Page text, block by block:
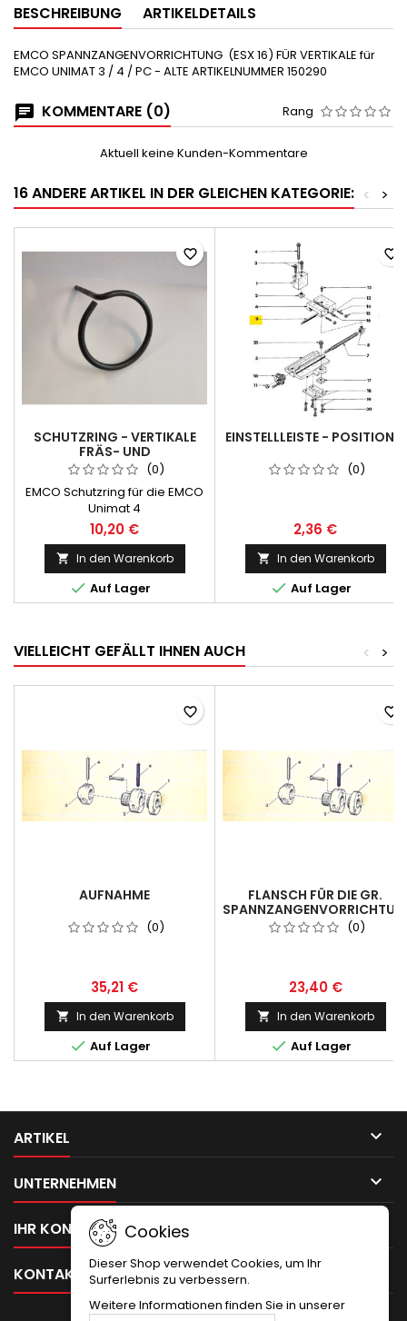
BESCHREIBUNG ARTIKELDETAILS
EMCO SPANNZANGENVORRICHTUNG (ESX 16) FÜR VERTIKALE für
EMCO UNIMAT 3 / 4 / PC - ALTE ARTIKELNUMMER 150290
KOMMENTARE (0) Rang
Aktuell keine Kunden-Kommentare
16 ANDERE ARTIKEL IN DER GLEICHEN KATEGORIE: >
<
SCHUTZRING - VERTIKALE
FRÄS- UND
BOHRVORRICHTUNG -
PROTECTION RING /
VERTICAL ATTACHMENT
(0)
EMCO Schutzring für die EMCO
Unimat 4
10,20 €
 In den Warenkorb
 Auf Lager
favorite_border
EINSTELLLEISTE - POSITION 9
(0)
2,36 €
 In den Warenkorb
 Auf Lager
favorite_border
VIELLEICHT GEFÄLLT IHNEN AUCH >
<
AUFNAHME
(0)
35,21 €
 In den Warenkorb
 Auf Lager
favorite_border
FLANSCH FÜR DIE GR.
UNIMAT 3 - 4(0)
23,40 €
 In den Warenkorb
 Auf Lager
favorite_border
ARTIKEL 
UNTERNEHMEN 
IHR KONTO
KONTAKT
Cookies
Dieser Shop verwendet Cookies, um Ihr
Surferlebnis zu verbessern.
Weitere Informationen finden Sie in unserer